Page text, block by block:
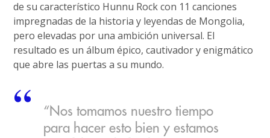
de su característico Hunnu Rock con 11 canciones
impregnadas de la historia y leyendas de Mongolia,
pero elevadas por una ambición universal. El
resultado es un álbum épico, cautivador y enigmático
que abre las puertas a su mundo.
“Nos tomamos nuestro tiempo
para hacer esto bien y estamos